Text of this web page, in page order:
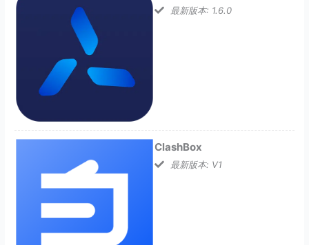
最新版本: 1.6.0
ClashBox
最新版本: V1